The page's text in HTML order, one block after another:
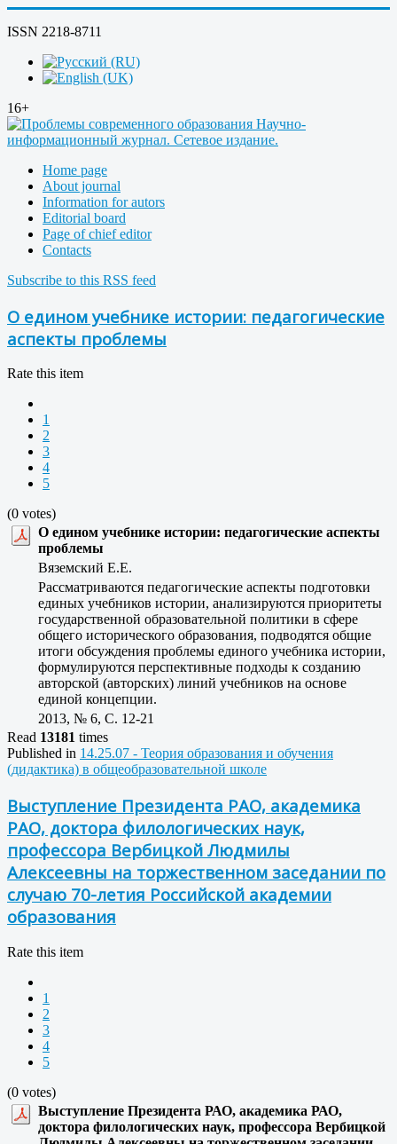
ISSN 2218-8711
16+
Home page
About journal
Information for autors
Editorial board
Page of chief editor
Contacts
Subscribe to this RSS feed
О едином учебнике истории: педагогические
аспекты проблемы
Rate this item
1
2
3
4
5
(0 votes)
О едином учебнике истории: педагогические аспекты
проблемы
Вяземский Е.Е.
Рассматриваются педагогические аспекты подготовки
единых учебников истории, анализируются приоритеты
государственной образовательной политики в сфере
общего исторического образования, подводятся общие
итоги обсуждения проблемы единого учебника истории,
формулируются перспективные подходы к созданию
авторской (авторских) линий учебников на основе
единой концепции.
2013, № 6, C. 12-21
Read 13181 times
Published in 14.25.07 - Теория образования и обучения
(дидактика) в общеобразовательной школе
Выступление Президента РАО, академика
РАО, доктора филологических наук,
профессора Вербицкой Людмилы
Алексеевны на торжественном заседании по
случаю 70-летия Российской академии
образования
Rate this item
1
2
3
4
5
(0 votes)
Выступление Президента РАО, академика РАО,
доктора филологических наук, профессора Вербицкой